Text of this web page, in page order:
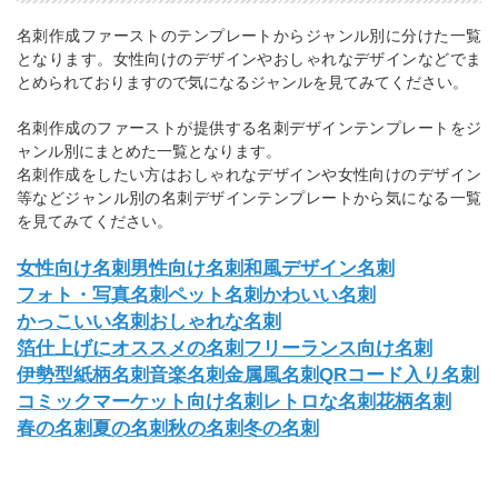
名刺作成ファーストのテンプレートからジャンル別に分けた一覧
となります。女性向けのデザインやおしゃれなデザインなどでま
とめられておりますので気になるジャンルを見てみてください。
名刺作成のファーストが提供する名刺デザインテンプレートをジ
ャンル別にまとめた一覧となります。
名刺作成をしたい方はおしゃれなデザインや女性向けのデザイン
等などジャンル別の名刺デザインテンプレートから気になる一覧
を見てみてください。
女性向け名刺 男性向け名刺和風デザイン名刺
フォト・写真名刺ペット名刺かわいい名刺
かっこいい名刺 おしゃれな名刺
箔仕上げにオススメの名刺 フリーランス向け名刺
伊勢型紙柄名刺音楽名刺金属風名刺QRコード入り名刺
コミックマーケット向け名刺 レトロな名刺花柄名刺
春の名刺夏の名刺秋の名刺冬の名刺